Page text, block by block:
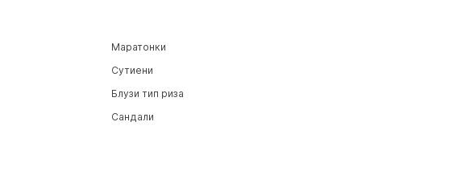
Маратонки
Сутиени
Блузи тип риза
Сандали